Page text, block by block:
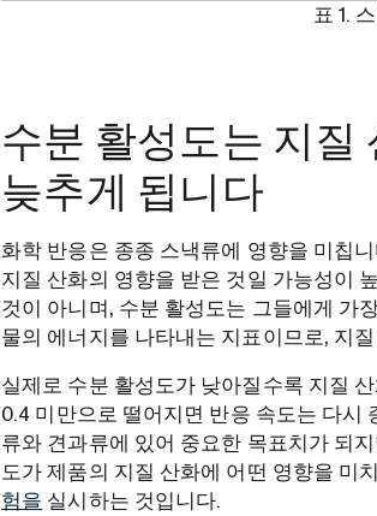
표 1.
수분 활성도는 지질
늦추게 됩니다
화학 반응은 종종 스낵류에 영향을 미칩
지질 산화의 영향을 받은 것일 가능성이
것이 아니며, 수분 활성도는 그들에게 가
물의 에너지를 나타내는 지표이므로, 지
실제로 수분 활성도가 낮아질수록 지질
0.4 미만으로 떨어지면 반응 속도는 다시
류와 견과류에 있어 중요한 목표치가 되
도가 제품의 지질 산화에 어떤 영향을 미
험을 실시하는 것입니다.